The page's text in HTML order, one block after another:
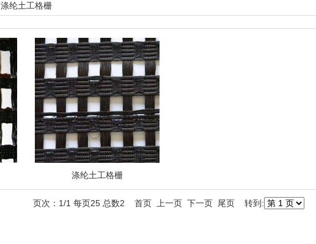
涤纶土工格栅
涤纶土工格栅
页次：1/1 每页25 总数2 首页 上一页 下一页 尾页 转到: